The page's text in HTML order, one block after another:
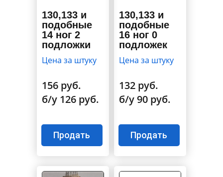
130,133 и
подобные
14 ног 2
подложки
Цена за штуку
156 руб.
б/у 126 руб.
Продать
130,133 и
подобные
16 ног 0
подложек
Цена за штуку
132 руб.
б/у 90 руб.
Продать